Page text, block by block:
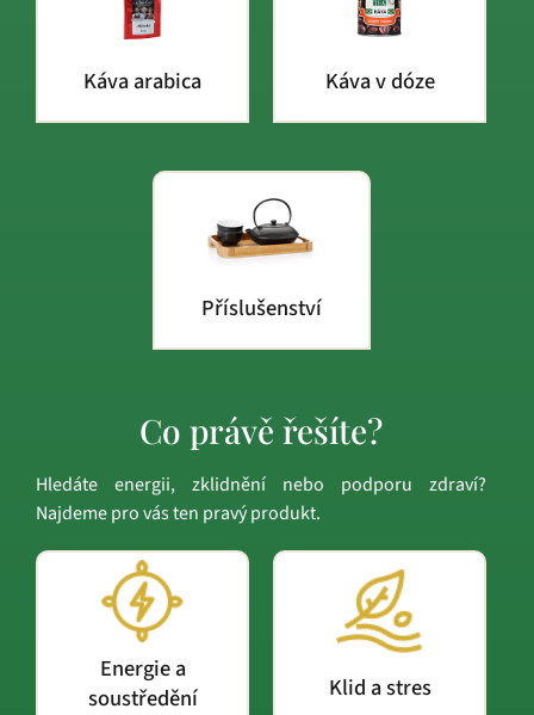
Káva arabica Káva v dóze
Příslušenství
Co právě řešíte?
Hledáte energii, zklidnění nebo podporu zdraví?
Najdeme pro vás ten pravý produkt.
Energie a
soustředění
Klid a stres